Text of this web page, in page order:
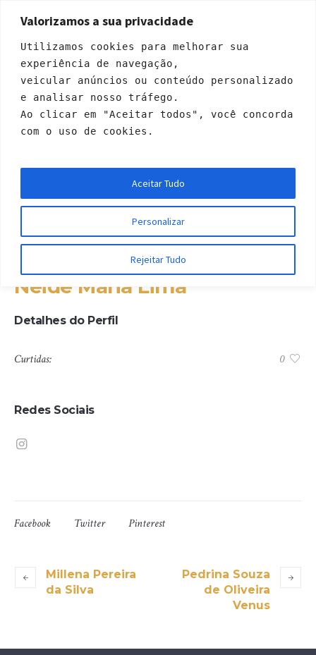
Valorizamos a sua privacidade
Utilizamos cookies para melhorar sua
experiência de navegação,
veicular anúncios ou conteúdo personalizado
e analisar nosso tráfego.
Ao clicar em "Aceitar todos", você concorda
com o uso de cookies.
Personalizar
Rejeitar Tudo
Aceitar Tudo
Neide Maria Lima
Início»Profiles»Neide Maria Lima
Neide Maria Lima
Detalhes do Perfil
Curtidas: 0
Redes Sociais
Facebook Twitter Pinterest
Millena Pereira
da Silva
Pedrina Souza
de Oliveira
Venus